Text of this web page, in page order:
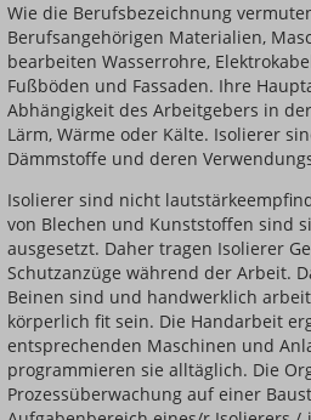
Wie die Berufsbezeichnung
Berufsangehörigen Materialien,
bearbeiten Wasserrohre,
Fußböden und Fassaden. Ihre
Abhängigkeit des Arbeitgebers in
Lärm, Wärme oder Kälte. Isolierer
Dämmstoffe und deren
Isolierer sind nicht
von Blechen und Kunststoffen sind
ausgesetzt. Daher tragen Isolierer
Schutzanzüge während der Arbeit.
Beinen sind und handwerklich
körperlich fit sein. Die Handarbeit
entsprechenden Maschinen und
programmieren sie alltäglich. Die
Prozessüberwachung auf einer